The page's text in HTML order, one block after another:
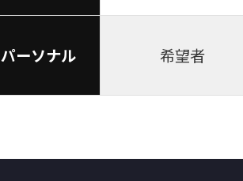
パーソナル 希望者